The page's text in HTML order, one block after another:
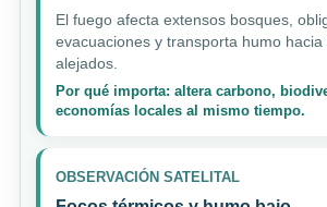
El fuego afecta extensos bosques,
evacuaciones y transporta humo
alejados.
Por qué importa: altera carbono,
economías locales al mismo tiempo.
OBSERVACIÓN SATELITAL